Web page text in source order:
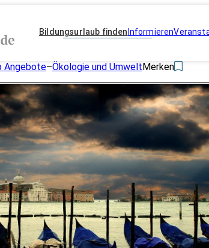
Bildungsurlaub finden Informieren
Angebote–Ökologie und UmweltMerken